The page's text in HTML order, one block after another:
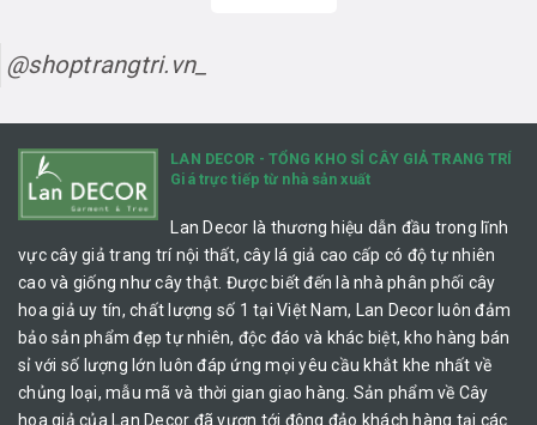
@shoptrangtri.vn_
LAN DECOR - TỔNG KHO SỈ CÂY GIẢ TRANG TRÍ
Giá trực tiếp từ nhà sản xuất
Lan Decor là thương hiệu dẫn đầu trong lĩnh
vực cây giả trang trí nội thất, cây lá giả cao cấp có độ tự nhiên
cao và giống như cây thật. Được biết đến là nhà phân phối cây
hoa giả uy tín, chất lượng số 1 tại Việt Nam, Lan Decor luôn đảm
bảo sản phẩm đẹp tự nhiên, độc đáo và khác biệt, kho hàng bán
sỉ với số lượng lớn luôn đáp ứng mọi yêu cầu khắt khe nhất về
chủng loại, mẫu mã và thời gian giao hàng. Sản phẩm về Cây
hoa giả của Lan Decor đã vươn tới đông đảo khách hàng tại các